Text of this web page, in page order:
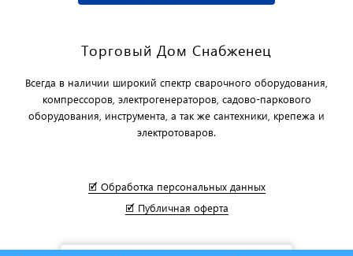
Торговый Дом Снабженец
Всегда в наличии широкий спектр сварочного оборудования,
компрессоров, электрогенераторов, садово-паркового
оборудования, инструмента, а так же сантехники, крепежа и
электротоваров.
🗹 Обработка персональных данных
🗹 Публичная оферта